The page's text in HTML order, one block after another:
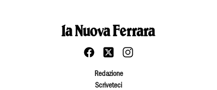
Redazione
Scriveteci